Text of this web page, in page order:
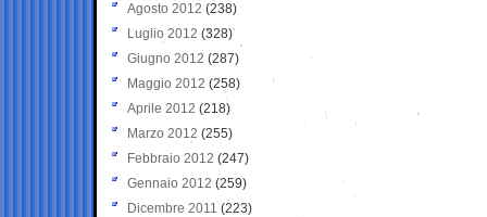
Agosto 2012 (238)
Luglio 2012 (328)
Giugno 2012 (287)
Maggio 2012 (258)
Aprile 2012 (218)
Marzo 2012 (255)
Febbraio 2012 (247)
Gennaio 2012 (259)
Dicembre 2011 (223)